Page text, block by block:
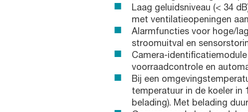
Laag geluidsniveau (< 34
met ventilatieopeningen
Alarmfuncties voor hoge/
stroomuitval en
Camera-
voorraadcontrole en
Bij een
temperatuur in de koeler in
belading). Met belading